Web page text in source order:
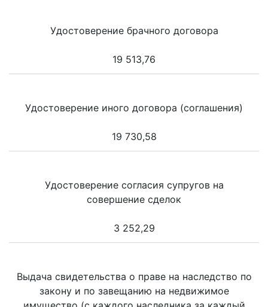
Удостоверение брачного договора
19 513,76
Удостоверение иного договора (соглашения)
19 730,58
Удостоверение согласия супругов на
совершение сделок
3 252,29
Выдача свидетельства о праве на наследство по
закону и по завещанию на недвижимое